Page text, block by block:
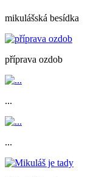
mikulášská besídka
příprava ozdob
...
...